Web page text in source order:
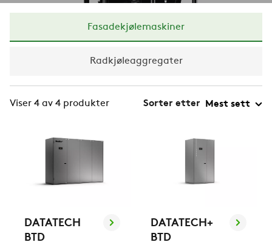
Fasadekjølemaskiner
Radkjøleaggregater
Viser 4 av 4 produkter Sorter etter
DATATECH
BTD
DATATECH+
BTD